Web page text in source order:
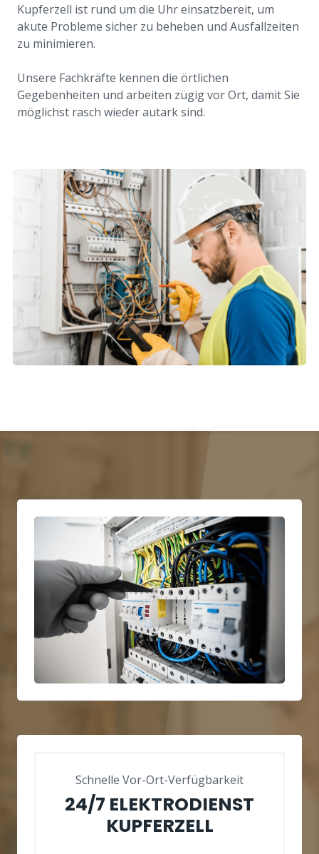
Kupferzell ist rund um die Uhr einsatzbereit, um
akute Probleme sicher zu beheben und Ausfallzeiten
zu minimieren.
Unsere Fachkräfte kennen die örtlichen
Gegebenheiten und arbeiten zügig vor Ort, damit Sie
möglichst rasch wieder autark sind.
Schnelle Vor-Ort-Verfügbarkeit
24/7 ELEKTRODIENST
KUPFERZELL